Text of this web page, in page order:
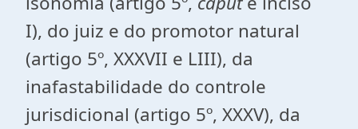
I), do juiz e do promotor natural
(artigo 5º, XXXVII e LIII), da
inafastabilidade do controle
jurisdicional (artigo 5º, XXXV), da